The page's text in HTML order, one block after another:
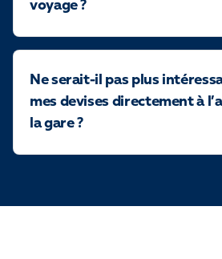
voyage ?
Ne serait-il pas plus
mes devises directement à
la gare ?